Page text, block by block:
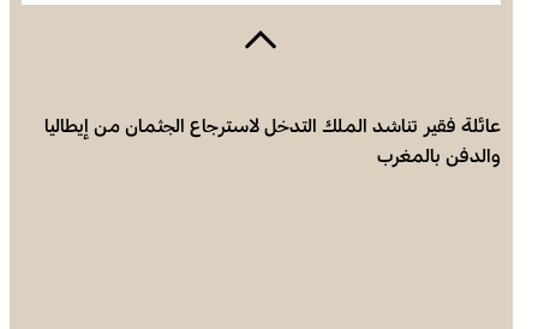
عائلة فقير تناشد الملك التدخل لاسترجاع الجثمان من إيطاليا
والدفن بالمغرب